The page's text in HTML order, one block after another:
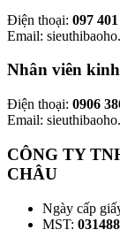
Điện thoại: 097
Email:
Nhân viên
Điện thoại: 0906
Email:
CÔNG TY
CHÂU
Ngày cấp
MST: